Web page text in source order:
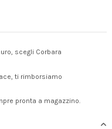
scegli Corbara
ti rimborsiamo
pronta a magazzino.